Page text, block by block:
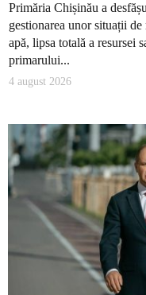
Primăria Chișinău a
gestionarea unor situații
apă, lipsa totală a resursei
primarului...
4 august 2026